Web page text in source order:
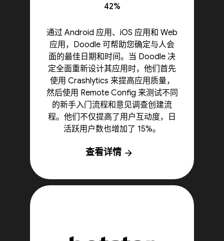
42%
通过 Android 应用、iOS 应用和 Web
应用，Doodle 可帮助您确定与人会
面的最佳日期和时间。当 Doodle 决
定全面重新设计其应用时，他们首先
使用 Crashlytics 来提高应用质量，
然后使用 Remote Config 来测试不同
的新手入门流程和意见调查创建流
程。他们不仅提高了用户互动度，日
活跃用户数也增加了 15%。
查看详情 arrow_forward